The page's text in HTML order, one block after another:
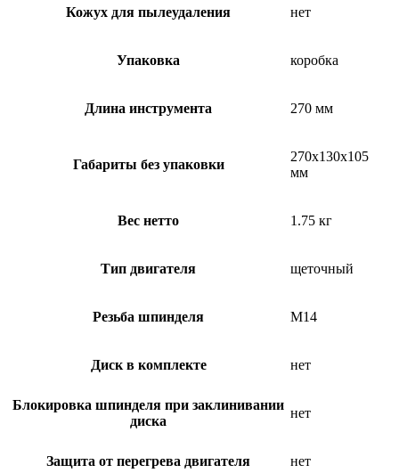
Кожух для пылеудаления нет
Упаковка коробка
Длина инструмента 270 мм
Габариты без упаковки
270х130х105
мм
Вес нетто 1.75 кг
Тип двигателя щеточный
Резьба шпинделя М14
Диск в комплекте нет
Блокировка шпинделя при заклинивании
диска
нет
Защита от перегрева двигателя нет